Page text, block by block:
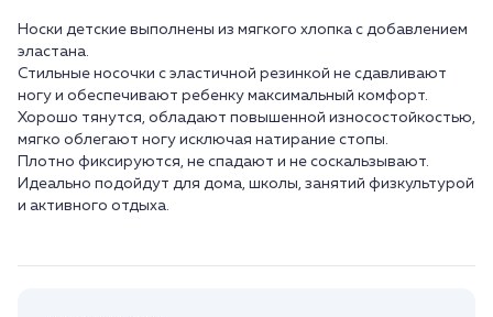
Носки детские выполнены из мягкого хлопка с добавлением
эластана.
Стильные носочки с эластичной резинкой не сдавливают
ногу и обеспечивают ребенку максимальный комфорт.
Хорошо тянутся, обладают повышенной износостойкостью,
мягко облегают ногу исключая натирание стопы.
Плотно фиксируются, не спадают и не соскальзывают.
Идеально подойдут для дома, школы, занятий физкультурой
и активного отдыха.